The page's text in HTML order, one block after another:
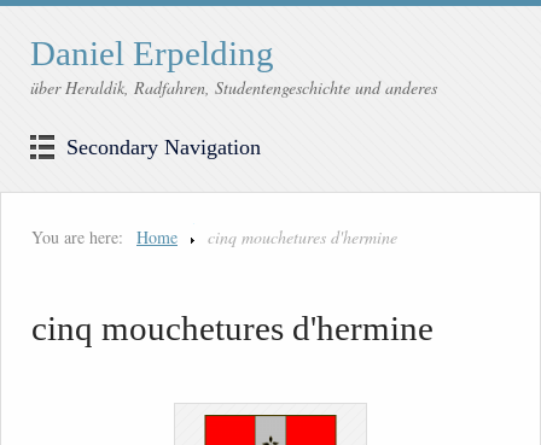
Daniel Erpelding
über Heraldik, Radfahren, Studentengeschichte und anderes
Secondary Navigation
You are here: Home cinq mouchetures d'hermine
cinq mouchetures d'hermine